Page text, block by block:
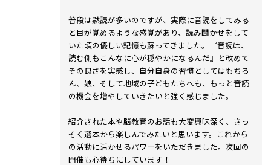
普段は黙読が多いのですが、実際に音読をしてみる
と目が覚めるような感覚があり、読み聞かせをして
いた頃の優しい記憶も蘇ってきました。『音読は、
読む側もこんなに心が穏やかになるんだ』と改めて
その良さを実感し、自分自身の習慣としてはもちろ
ん、娘、そして地域の子どもたちへも、もっと音読
の機会を増やしていきたいと強く感じました。
紹介された本や脳教育のお話も大変興味深く、さっ
そく選本から楽しんでみたいと思います。これから
の活動に活かせるパワーをいただきました。次回の
開催も心待ちにしています！